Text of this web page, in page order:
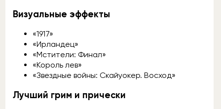
Визуальные эффекты
«1917»
«Ирландец»
«Мстители: Финал»
«Король лев»
«Звездные войны: Скайуокер. Восход»
Лучший грим и прически